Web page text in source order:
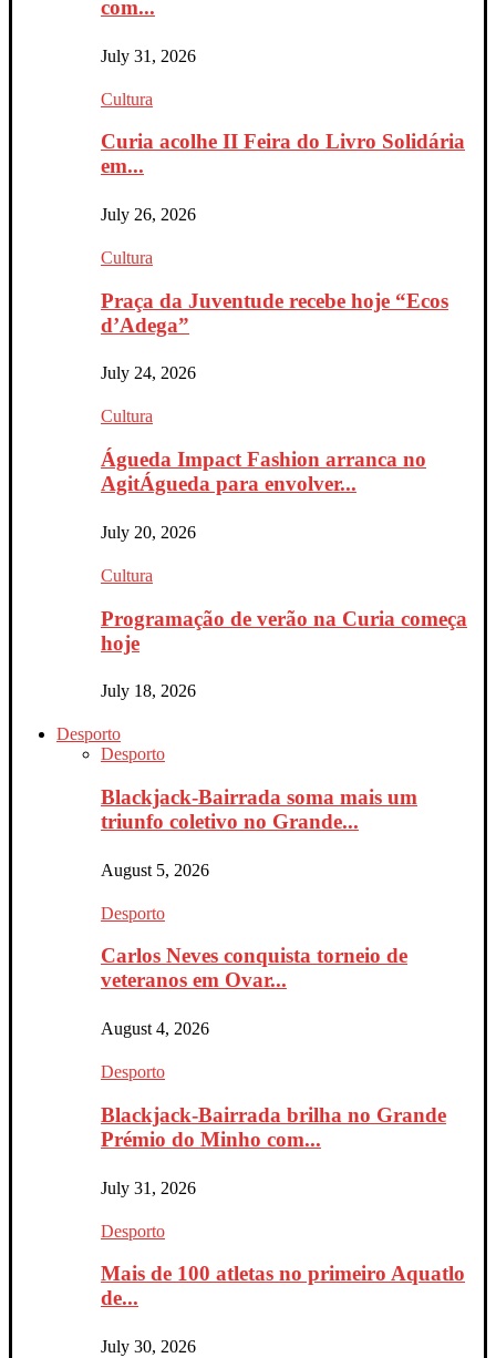
com...
July 31, 2026
Cultura
Curia acolhe II Feira do Livro Solidária
em...
July 26, 2026
Cultura
Praça da Juventude recebe hoje “Ecos
d’Adega”
July 24, 2026
Cultura
Águeda Impact Fashion arranca no
AgitÁgueda para envolver...
July 20, 2026
Cultura
Programação de verão na Curia começa
hoje
July 18, 2026
Desporto
Desporto
Blackjack-Bairrada soma mais um
triunfo coletivo no Grande...
August 5, 2026
Desporto
Carlos Neves conquista torneio de
veteranos em Ovar...
August 4, 2026
Desporto
Blackjack-Bairrada brilha no Grande
Prémio do Minho com...
July 31, 2026
Desporto
Mais de 100 atletas no primeiro Aquatlo
de...
July 30, 2026